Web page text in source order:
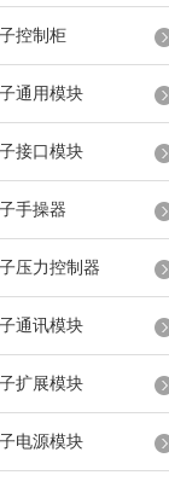
控制柜
通用模块
接口模块
手操器
压力控制器
通讯模块
扩展模块
电源模块